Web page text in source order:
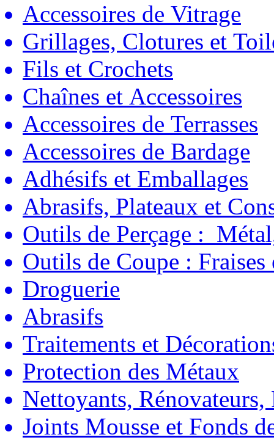
Accessoires de Vitrage
Grillages, Clotures et
Fils et Crochets
Chaînes et Accessoires
Accessoires de Terrasses
Accessoires de Bardage
Adhésifs et Emballages
Abrasifs, Plateaux et
Outils de Perçage :
Outils de Coupe : Fraises
Droguerie
Abrasifs
Traitements et
Protection des Métaux
Nettoyants, Rénovateurs,
Joints Mousse et Fonds